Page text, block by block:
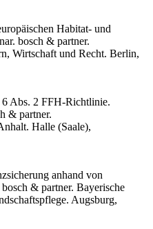
Habitat- und
bosch & partner.
Wirtschaft und Recht. Berlin,
6 Abs. 2 FFH-Richtlinie.
& partner.
Halle (Saale),
anhand von
& partner. Bayerische
Augsburg,